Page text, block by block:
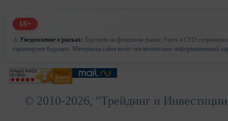
18+
⚠️ Уведомление о рисках: Торговля на фондовом рынке, Forex и CFD сопряжена
гарантируют будущих. Материалы сайта носят исключительно информационный
© 2010-2026, "Трейдинг и